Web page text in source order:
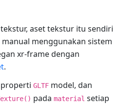
aset tekstur itu sendiri
menggunakan sistem
xr-frame dengan
.
GLTF model, dan
pada material setiap